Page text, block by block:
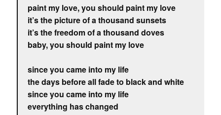
paint my love, you should paint my love
it’s the picture of a thousand sunsets
it’s the freedom of a thousand doves
baby, you should paint my love
since you came into my life
the days before all fade to black and white
since you came into my life
everything has changed